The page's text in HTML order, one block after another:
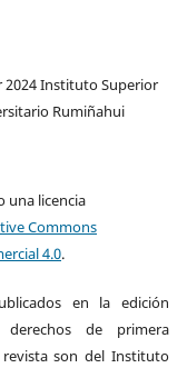
2024 Instituto Superior
Rumiñahui
una licencia
Commons
4.0.
en la edición
derechos de primera
son del Instituto